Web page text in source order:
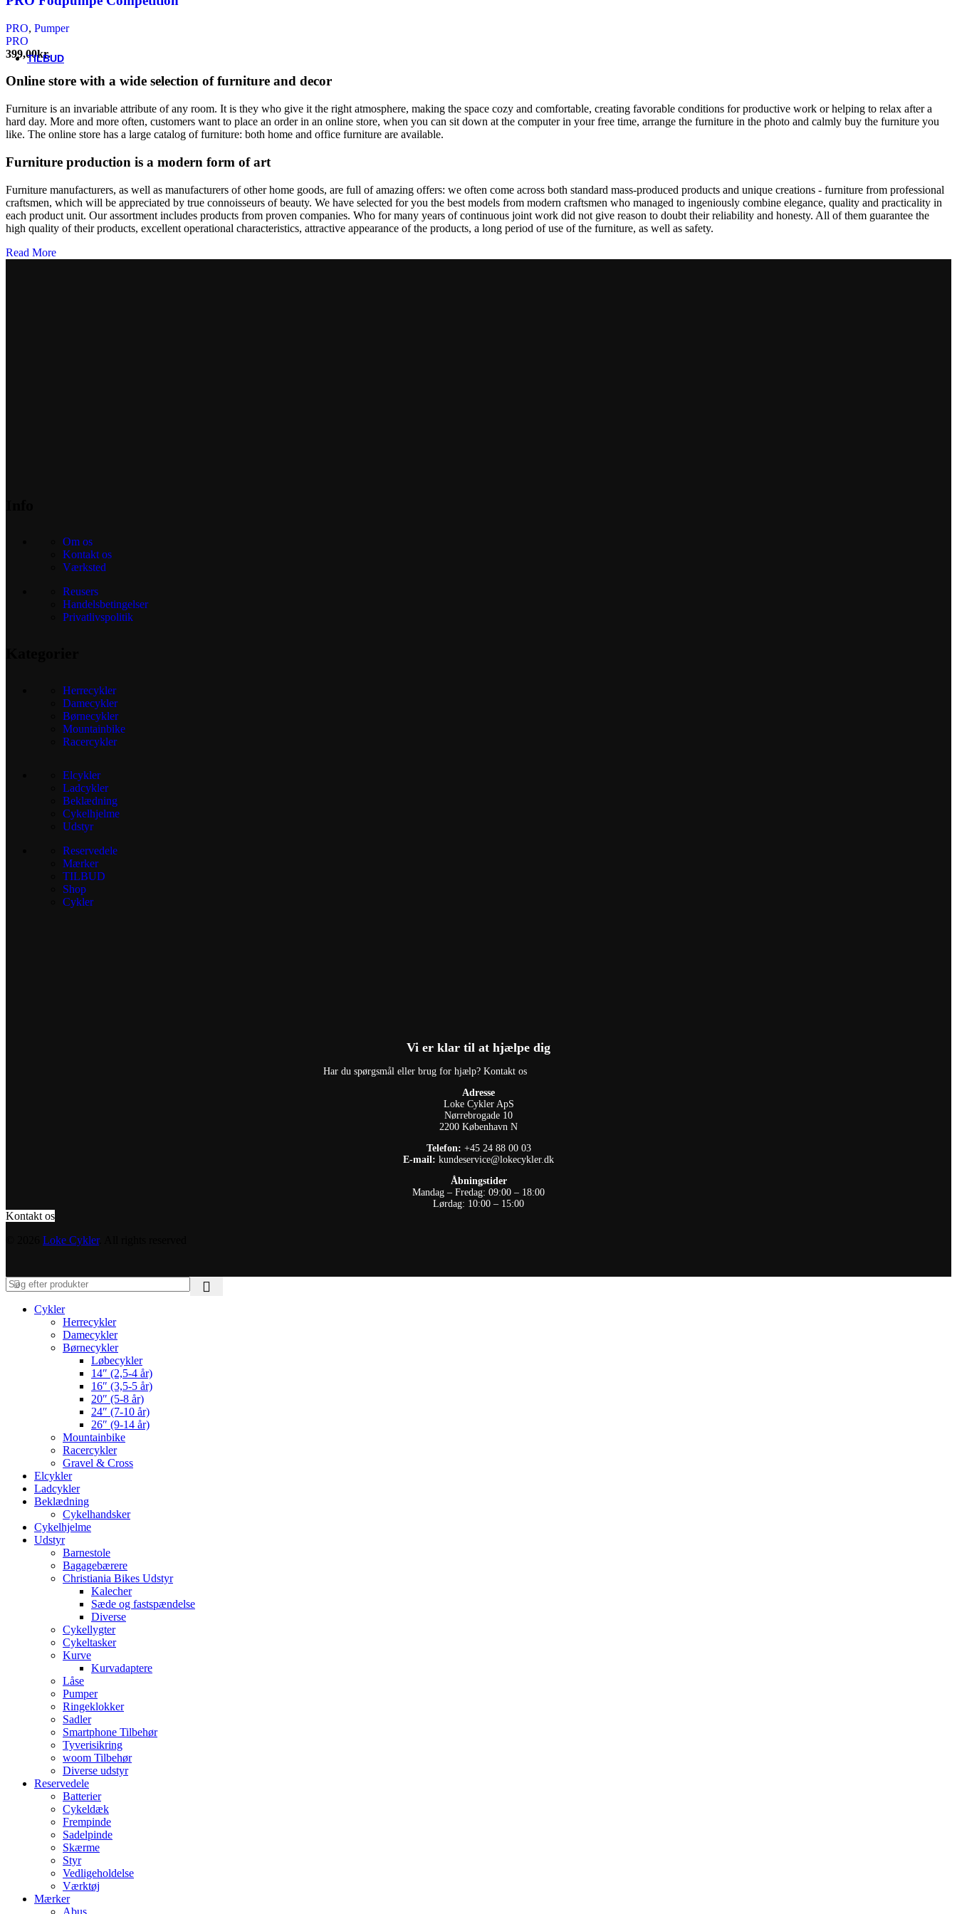
Thule/Yepp
Vittoria
TILBUD
PRO, Pumper
PRO
399,00kr.
Online store with a wide selection of furniture and decor
Furniture is an invariable attribute of any room. It is they who give it the right atmosphere, making the space cozy and comfortable, creating favorable conditions for productive work or helping to relax after a
hard day. More and more often, customers want to place an order in an online store, when you can sit down at the computer in your free time, arrange the furniture in the photo and calmly buy the furniture you
like. The online store has a large catalog of furniture: both home and office furniture are available.
Furniture production is a modern form of art
Furniture manufacturers, as well as manufacturers of other home goods, are full of amazing offers: we often come across both standard mass-produced products and unique creations - furniture from professional
craftsmen, which will be appreciated by true connoisseurs of beauty. We have selected for you the best models from modern craftsmen who managed to ingeniously combine elegance, quality and practicality in
each product unit. Our assortment includes products from proven companies. Who for many years of continuous joint work did not give reason to doubt their reliability and honesty. All of them guarantee the
high quality of their products, excellent operational characteristics, attractive appearance of the products, a long period of use of the furniture, as well as safety.
Read More
Om os
Kontakt os
Værksted
Reusers
Handelsbetingelser
Privatlivspolitik
Herrecykler
Damecykler
Børnecykler
Mountainbike
Racercykler
Elcykler
Ladcykler
Beklædning
Cykelhjelme
Udstyr
Reservedele
Mærker
TILBUD
Shop
Cykler
Vi er klar til at hjælpe dig
Har du spørgsmål eller brug for hjælp? Kontakt os
Adresse
Loke Cykler ApS
Nørrebrogade 10
2200 København N
Telefon: +45 24 88 00 03
E-mail: kundeservice@lokecykler.dk
Åbningstider
Mandag – Fredag: 09:00 – 18:00
Lørdag: 10:00 – 15:00
Kontakt os
Loke Cykler. All rights reserved
Cykler
Herrecykler
Damecykler
Børnecykler
Løbecykler
14″ (2,5-4 år)
16″ (3,5-5 år)
20″ (5-8 år)
24″ (7-10 år)
26″ (9-14 år)
Mountainbike
Racercykler
Gravel & Cross
Elcykler
Ladcykler
Beklædning
Cykelhandsker
Cykelhjelme
Udstyr
Barnestole
Bagagebærere
Christiania Bikes Udstyr
Kalecher
Sæde og fastspændelse
Diverse
Cykellygter
Cykeltasker
Kurve
Kurvadaptere
Låse
Pumper
Ringeklokker
Sadler
Smartphone Tilbehør
Tyverisikring
woom Tilbehør
Diverse udstyr
Reservedele
Batterier
Cykeldæk
Frempinde
Sadelpinde
Skærme
Styr
Vedligeholdelse
Værktøj
Mærker
Abus